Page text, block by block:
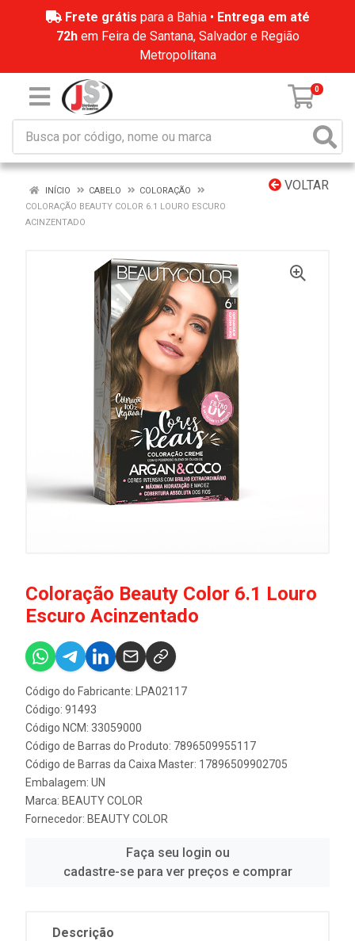
Frete grátis para a Bahia • Entrega em até
72hem Feira de Santana, Salvador e Região
Metropolitana
0
VOLTAR
INÍCIO CABELO
COLORAÇÃO
COLORAÇÃO BEAUTY COLOR 6.1 LOURO ESCURO
ACINZENTADO
Coloração Beauty Color 6.1 Louro
Escuro Acinzentado
Código do Fabricante: LPA02117
Código: 91493
Código NCM: 33059000
Código de Barras do Produto: 7896509955117
Código de Barras da Caixa Master: 17896509902705
Embalagem: UN
Marca: BEAUTY COLOR
Fornecedor: BEAUTY COLOR
Faça seu login ou
cadastre-se para ver preços e comprar
Descrição